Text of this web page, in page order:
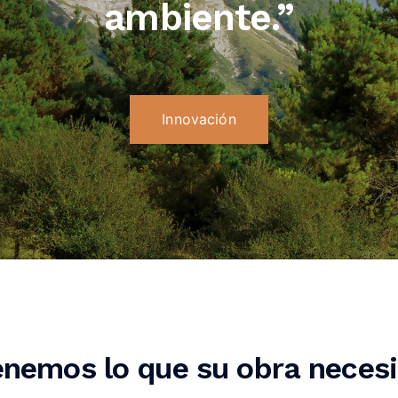
ambiente.”
Innovación
lo que su obra